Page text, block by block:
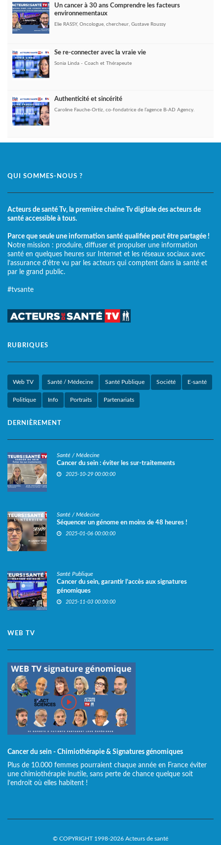
Un cancer à 30 ans Comprendre les facteurs
environnementaux
Elie RASSY, Oncologue, chercheur, Gustave Roussy
Se re-connecter avec la vraie vie
Sonia Linda - Coach et Thérapeute
Authenticité et sincérité
Caroline Fauche-Ortiz, co-fondatrice de l’agence B-AD Agency.
QUI SOMMES-NOUS ?
Acteurs de santé Tv, la première chaîne Tv digitale des acteurs de
santé accessible à tous.
Parce que seule une information santé qualifiée peut être partagée !
Notre mission : produire, diffuser et propulser une information
santé en quelques heures sur Internet et les réseaux sociaux avec
l’assurance d’être vu par les acteurs qui comptent dans la santé et
par le grand public.
#tvsante
RUBRIQUES
Web TV Santé / Médecine Santé Publique Société E-santé
Politique Info Portraits Partenariats
DERNIÈREMENT
Santé / Médecine
Cancer du sein : éviter les sur-traitements
2025-10-29 00:00:00
Santé / Médecine
Séquencer un génome en moins de 48 heures !
2025-01-06 00:00:00
Santé Publique
Cancer du sein, garantir l’accès aux signatures
génomiques
2025-11-03 00:00:00
WEB TV
Cancer du sein - Chimiothérapie & Signatures génomiques
Plus de 10.000 femmes pourraient chaque année en France éviter
une chimiothérapie inutile, sans perte de chance quelque soit
l’endroit où elles habitent !
© COPYRIGHT 1998-2026 Acteurs de santé